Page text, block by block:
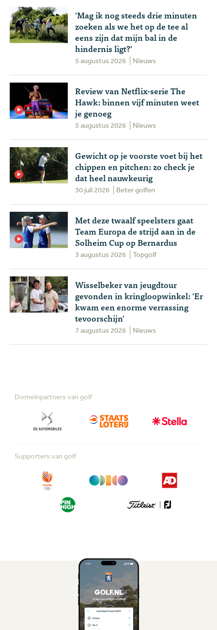
'Mag ik nog steeds drie minuten
zoeken als we het op de tee al
eens zijn dat mijn bal in de
hindernis ligt?'
5 augustus 2026 Nieuws
Review van Netflix-serie The
Hawk: binnen vijf minuten weet
je genoeg
5 augustus 2026 Nieuws
Gewicht op je voorste voet bij het
chippen en pitchen: zo check je
dat heel nauwkeurig
30 juli 2026 Beter golfen
Met deze twaalf speelsters gaat
Team Europa de strijd aan in de
Solheim Cup op Bernardus
3 augustus 2026 Topgolf
Wisselbeker van jeugdtour
gevonden in kringloopwinkel: 'Er
kwam een enorme verrassing
tevoorschijn'
7 augustus 2026 Nieuws
Domeinpartners van golf
Supporters van golf